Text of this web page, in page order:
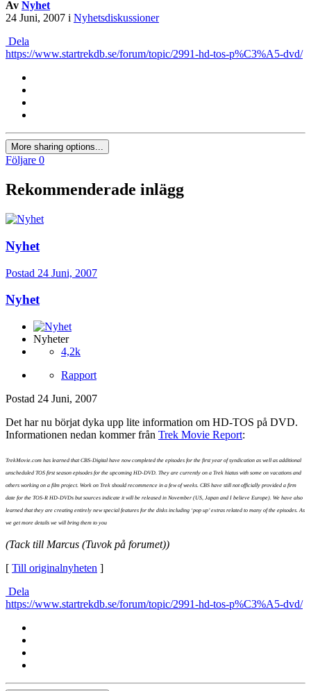
Av Nyhet
24 Juni, 2007 i Nyhetsdiskussioner
Dela
https://www.startrekdb.se/forum/topic/2991-hd-tos-p%C3%A5-dvd/
More sharing options...
Följare 0
Rekommenderade inlägg
Nyhet
Postad 24 Juni, 2007
Nyhet
Nyheter
4,2k
Rapport
Postad 24 Juni, 2007
Det har nu börjat dyka upp lite information om HD-TOS på DVD.
Informationen nedan kommer från Trek Movie Report:
TrekMovie.com has learned that CBS-Digital have now completed the episodes for the first year of syndication as well as additional
unscheduled TOS first season episodes for the upcoming HD-DVD. They are currently on a Trek hiatus with some on vacations and
others working on a film project. Work on Trek should recommence in a few of weeks. CBS have still not officially provided a firm
date for the TOS-R HD-DVDs but sources indicate it will be released in November (US, Japan and I believe Europe). We have also
learned that they are creating entirely new special features for the disks including ‘pop up’ extras related to many of the episodes. As
we get more details we will bring them to you
(Tack till Marcus (Tuvok på forumet))
[ Till originalnyheten ]
Dela
https://www.startrekdb.se/forum/topic/2991-hd-tos-p%C3%A5-dvd/